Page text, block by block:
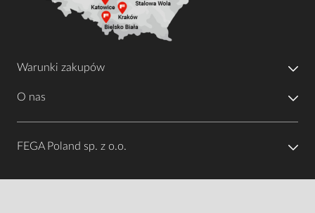
Warunki zakupów
O nas
FEGA Poland sp. z o.o.